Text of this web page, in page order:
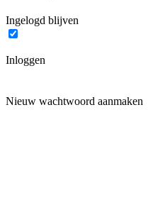
Ingelogd blijven
Inloggen
Nieuw wachtwoord aanmaken